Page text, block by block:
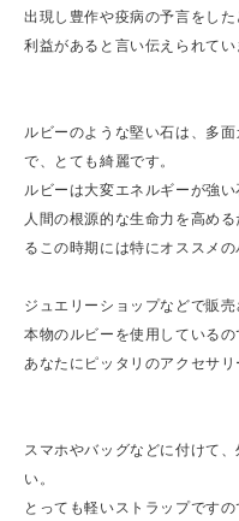
出現し豊作や疫病の予言をし
利益があると言い伝えられてい
ルビーのような堅い石は、多
で、とても綺麗です。
ルビーは大変エネルギーが強
人間の根源的な生命力を高め
るこの時期には特にオススメの
ジュエリーショップなどで販
本物のルビーを使用している
あなたにピッタリのアクセサリ
スマホやバッグなどに付けて
い。
とっても軽いストラップですの